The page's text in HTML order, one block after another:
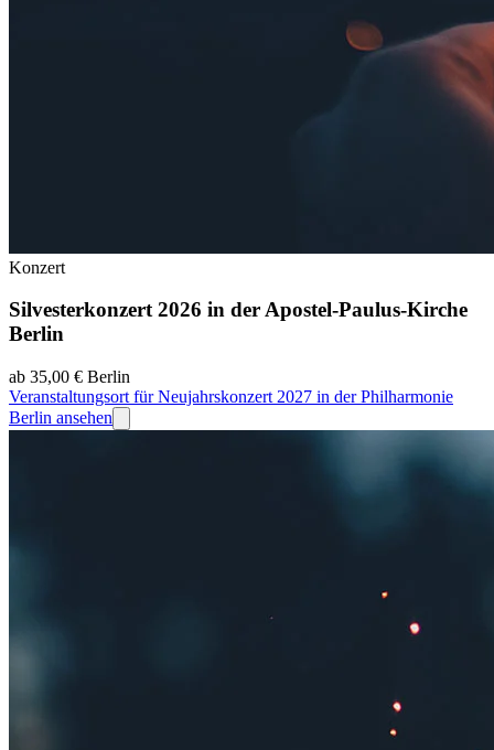
Konzert
Silvesterkonzert 2026 in der Apostel-Paulus-Kirche
Berlin
ab 35,00 € Berlin
Veranstaltungsort für Neujahrskonzert 2027 in der Philharmonie
Berlin ansehen